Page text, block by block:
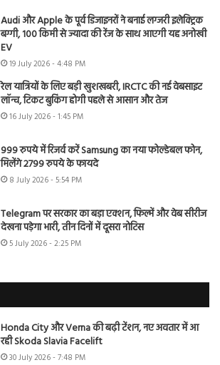
Audi और Apple के पूर्व डिजाइनरों ने बनाई लग्जरी इलेक्ट्रिक
बग्गी, 100 किमी से ज्यादा की रेंज के साथ आएगी यह अनोखी
EV
19 July 2026 - 4:48 PM
रेल यात्रियों के लिए बड़ी खुशखबरी, IRCTC की नई वेबसाइट
लॉन्च, टिकट बुकिंग होगी पहले से आसान और तेज
16 July 2026 - 1:45 PM
999 रुपये में रिजर्व करें Samsung का नया फोल्डेबल फोन,
मिलेंगे 2799 रुपये के फायदे
8 July 2026 - 5:54 PM
Telegram पर सरकार का बड़ा एक्शन, फिल्में और वेब सीरीज
देखना पड़ेगा भारी, तीन दिनों में दूसरा नोटिस
5 July 2026 - 2:25 PM
Honda City और Verna की बढ़ी टेंशन, नए अवतार में आ
रही Skoda Slavia Facelift
30 July 2026 - 7:48 PM